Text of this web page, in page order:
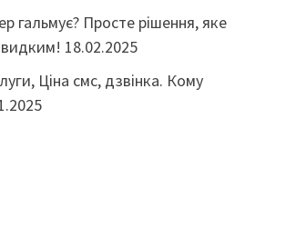
гальмує? Просте рішення, яке
18.02.2025
Ціна смс, дзвінка. Кому